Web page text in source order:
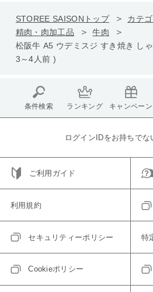
STOREE SAISONトップ カテゴ
精肉・肉加工品
牛肉
松阪牛 A5 ウデミスジ すき焼き し
3～4人前 )
条件検索 ランキング キャンペーン
ログインIDをお持ちでな
ご利用ガイド
利用規約
セキュリティーポリシー 特
Cookieポリシー